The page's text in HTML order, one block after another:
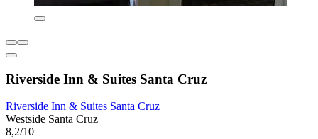
Riverside Inn & Suites Santa Cruz
Riverside Inn & Suites Santa Cruz
Westside Santa Cruz
8,2/10